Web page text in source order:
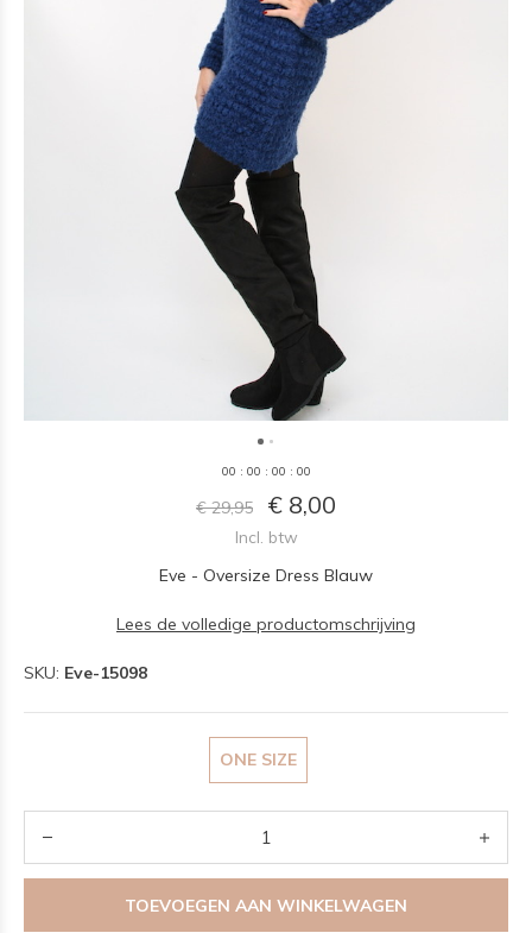
00 : 00 : 00 : 00
€ 29,95 € 8,00
Incl. btw
Eve - Oversize Dress Blauw
Lees de volledige productomschrijving
SKU: Eve-15098
ONE SIZE
TOEVOEGEN AAN WINKELWAGEN